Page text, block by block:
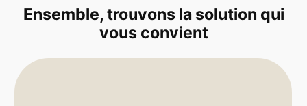
Ensemble, trouvons la solution qui
vous convient